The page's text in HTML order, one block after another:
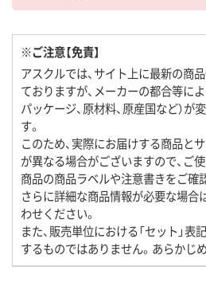
※ご注意【免責】
アスクルでは、サイト上に最新の商
ておりますが、メーカーの都合等によ
パッケージ、原材料、原産国など）
す。
このため、実際にお届けする商品と
が異なる場合がございますので、ご
商品の商品ラベルや注意書きをご確
さらに詳細な商品情報が必要な場合
わせください。
また、販売単位における「セット」表
するものではありません。あらかじ